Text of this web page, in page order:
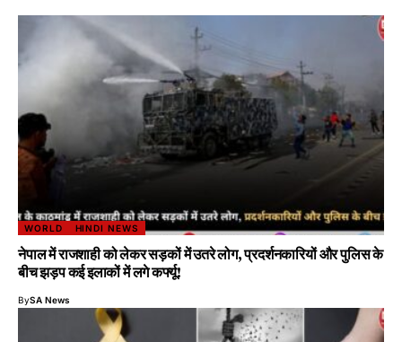
WORLD HINDI NEWS
नेपाल में राजशाही को लेकर सड़कों में उतरे लोग, प्रदर्शनकारियों और पुलिस के
बीच झड़प कई इलाकों में लगे कर्फ्यू!
BySA News